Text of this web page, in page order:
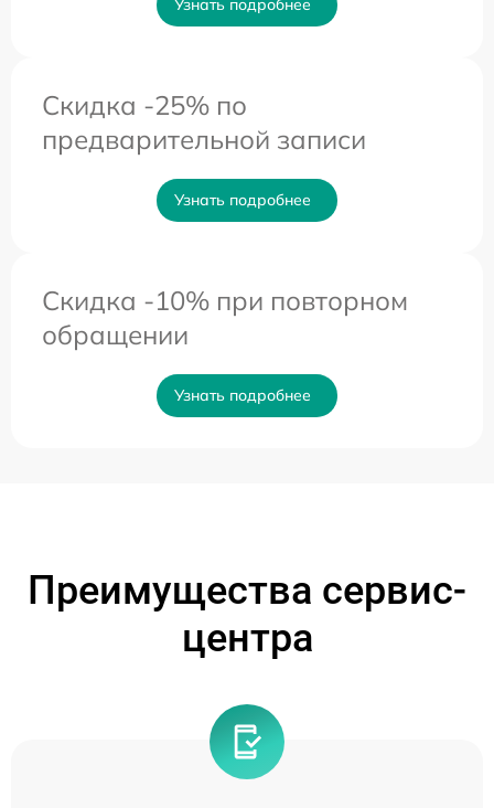
Узнать подробнее
Скидка -25% по
предварительной записи
Узнать подробнее
Скидка -10% при повторном
обращении
Узнать подробнее
Преимущества сервис-
центра